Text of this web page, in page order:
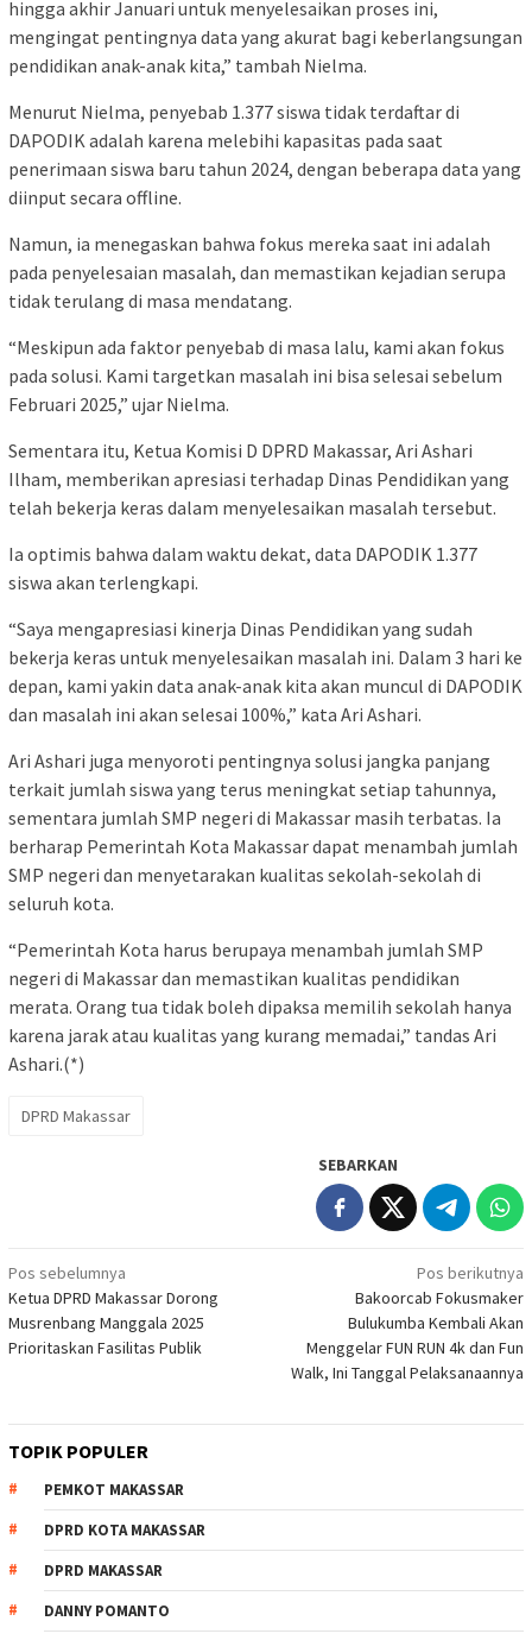
hingga akhir Januari untuk menyelesaikan proses ini,
mengingat pentingnya data yang akurat bagi keberlangsungan
pendidikan anak-anak kita,” tambah Nielma.
Menurut Nielma, penyebab 1.377 siswa tidak terdaftar di
DAPODIK adalah karena melebihi kapasitas pada saat
penerimaan siswa baru tahun 2024, dengan beberapa data yang
diinput secara offline.
Namun, ia menegaskan bahwa fokus mereka saat ini adalah
pada penyelesaian masalah, dan memastikan kejadian serupa
tidak terulang di masa mendatang.
“Meskipun ada faktor penyebab di masa lalu, kami akan fokus
pada solusi. Kami targetkan masalah ini bisa selesai sebelum
Februari 2025,” ujar Nielma.
Sementara itu, Ketua Komisi D DPRD Makassar, Ari Ashari
Ilham, memberikan apresiasi terhadap Dinas Pendidikan yang
telah bekerja keras dalam menyelesaikan masalah tersebut.
Ia optimis bahwa dalam waktu dekat, data DAPODIK 1.377
siswa akan terlengkapi.
“Saya mengapresiasi kinerja Dinas Pendidikan yang sudah
bekerja keras untuk menyelesaikan masalah ini. Dalam 3 hari ke
depan, kami yakin data anak-anak kita akan muncul di DAPODIK
dan masalah ini akan selesai 100%,” kata Ari Ashari.
Ari Ashari juga menyoroti pentingnya solusi jangka panjang
terkait jumlah siswa yang terus meningkat setiap tahunnya,
sementara jumlah SMP negeri di Makassar masih terbatas. Ia
berharap Pemerintah Kota Makassar dapat menambah jumlah
SMP negeri dan menyetarakan kualitas sekolah-sekolah di
seluruh kota.
“Pemerintah Kota harus berupaya menambah jumlah SMP
negeri di Makassar dan memastikan kualitas pendidikan
merata. Orang tua tidak boleh dipaksa memilih sekolah hanya
karena jarak atau kualitas yang kurang memadai,” tandas Ari
Ashari.(*)
DPRD Makassar
SEBARKAN
Navigasi
pos
Pos sebelumnya
Ketua DPRD Makassar Dorong
Musrenbang Manggala 2025
Prioritaskan Fasilitas Publik
Pos berikutnya
Bakoorcab Fokusmaker
Bulukumba Kembali Akan
Menggelar FUN RUN 4k dan Fun
Walk, Ini Tanggal Pelaksanaannya
TOPIK POPULER
PEMKOT MAKASSAR
DPRD KOTA MAKASSAR
DPRD MAKASSAR
DANNY POMANTO